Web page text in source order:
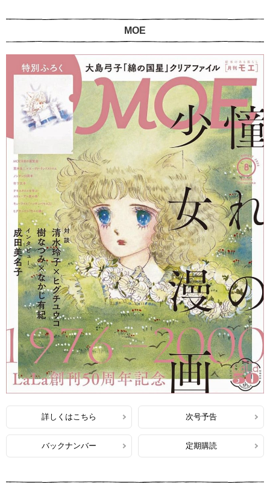
MOE
詳しくはこちら 次号予告
バックナンバー 定期購読